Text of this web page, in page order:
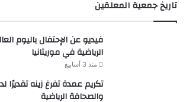
تاريخ جمعية المعلقين
فيديو عن الإحتفال باليوم
الرياضية في موريتانيا
منذ 3 أسابيع
تكريم عمدة تفرغ زينه تقديرًا
والصحافة الرياضية